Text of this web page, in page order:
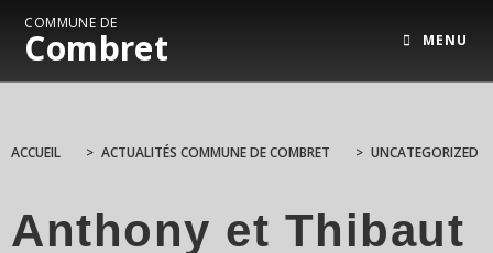
COMMUNE DE
Combret MENU
ACCUEIL > ACTUALITÉS COMMUNE DE COMBRET > UNCATEGORIZED
Anthony et Thibaut